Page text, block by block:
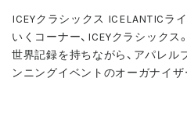
ICEYクラシックス ICELANTICラ
いくコーナー、ICEYクラシック
世界記録を持ちながら、アパレル
ンニングイベントのオーガナイ